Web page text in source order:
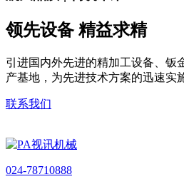
领先设备 精益求精
引进国内外先进的精加工设备、钣
产基地，为先进技术方案的迅速实
联系我们
024-78710888